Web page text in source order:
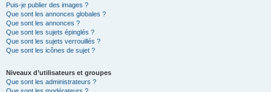
Puis-je publier des images ?
Que sont les annonces globales ?
Que sont les annonces ?
Que sont les sujets épinglés ?
Que sont les sujets verrouillés ?
Que sont les icônes de sujet ?
Niveaux d’utilisateurs et groupes
Que sont les administrateurs ?